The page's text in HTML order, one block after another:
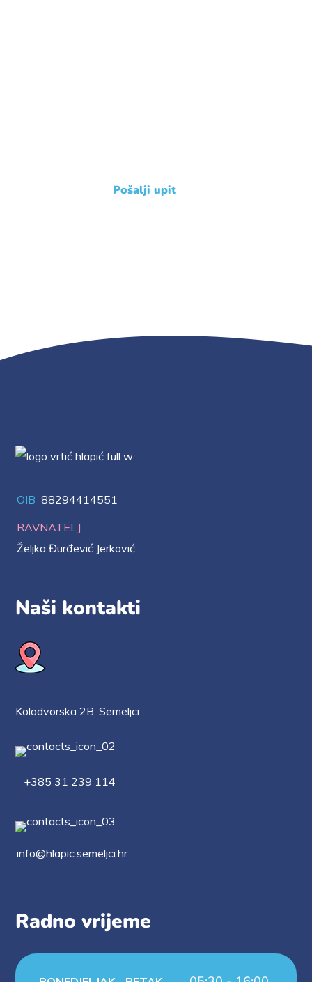
Pošalji upit
OIB88294414551
RAVNATELJ
Željka Đurđević Jerković
Naši kontakti
Kolodvorska 2B, Semeljci
+385 31 239 114
info@hlapic.semeljci.hr
Radno vrijeme